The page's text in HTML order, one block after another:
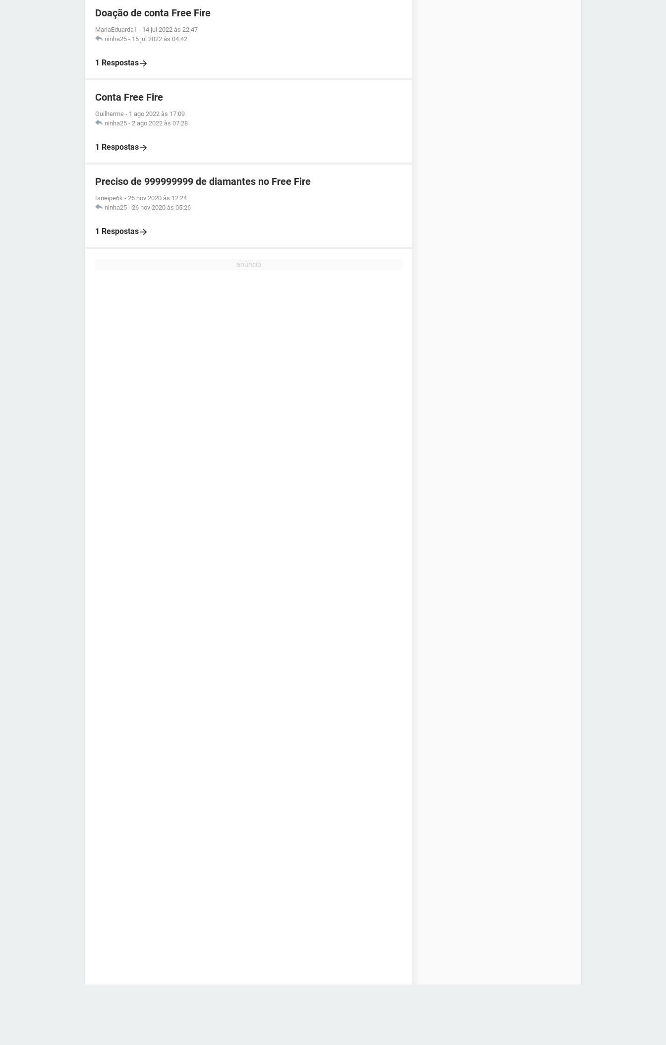
Doação de conta Free Fire
MariaEduarda1 - 14 jul 2022 às 22:47
ninha25 - 15 jul 2022 às 04:42
1 Respostas
Conta Free Fire
Guilherme - 1 ago 2022 às 17:09
ninha25 - 2 ago 2022 às 07:28
1 Respostas
Preciso de 999999999 de diamantes no Free Fire
Isneipe6k - 25 nov 2020 às 12:24
ninha25 - 26 nov 2020 às 05:26
1 Respostas